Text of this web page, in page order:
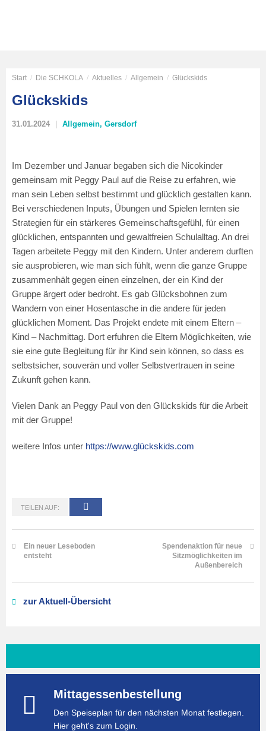
Start / Die SCHKOLA / Aktuelles / Allgemein / Glückskids
Glückskids
31.01.2024 Allgemein, Gersdorf
Im Dezember und Januar begaben sich die Nicokinder
gemeinsam mit Peggy Paul auf die Reise zu erfahren, wie
man sein Leben selbst bestimmt und glücklich gestalten kann.
Bei verschiedenen Inputs, Übungen und Spielen lernten sie
Strategien für ein stärkeres Gemeinschaftsgefühl, für einen
glücklichen, entspannten und gewaltfreien Schulalltag. An drei
Tagen arbeitete Peggy mit den Kindern. Unter anderem durften
sie ausprobieren, wie man sich fühlt, wenn die ganze Gruppe
zusammenhält gegen einen einzelnen, der ein Kind der
Gruppe ärgert oder bedroht. Es gab Glücksbohnen zum
Wandern von einer Hosentasche in die andere für jeden
glücklichen Moment. Das Projekt endete mit einem Eltern –
Kind – Nachmittag. Dort erfuhren die Eltern Möglichkeiten, wie
sie eine gute Begleitung für ihr Kind sein können, so dass es
selbstsicher, souverän und voller Selbstvertrauen in seine
Zukunft gehen kann.
Vielen Dank an Peggy Paul von den Glückskids für die Arbeit
mit der Gruppe!
weitere Infos unter https://www.glückskids.com
TEILEN AUF:
Ein neuer Leseboden
entsteht
Spendenaktion für neue
Sitzmöglichkeiten im
Außenbereich
zur Aktuell-Übersicht
Mittagessenbestellung
Den Speiseplan für den nächsten Monat festlegen.
Hier geht's zum Login.